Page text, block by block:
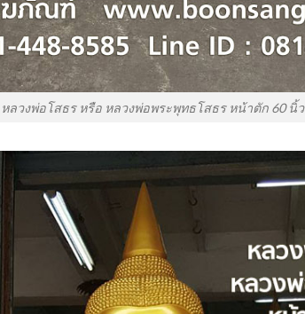
หลวงพ่อโสธร หรือ หลวงพ่อพระพุทธโสธร หน้าตัก 60 นิ้ว